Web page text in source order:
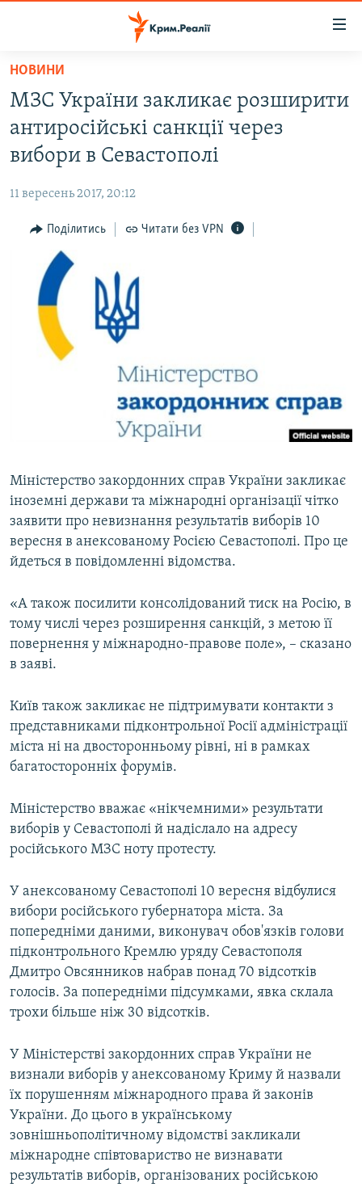
Перейти
основного
матеріалу
Перейти
до
основної
навігації
Перейти
пошуку
ВОДА.КРИМ
ВІДЕО ТА ФОТО
БЛОГИ
ПОГЛЯД
ІНТЕРВ'Ю
ВСЕ ЗА ДЕНЬ
СПЕЦПРОЕКТИ
ДЕПОРТАЦІЯ
ВІДЕОУРОКИ «ELIFBE»
СВІДЧЕННЯ ОКУПАЦІЇ
УКРАЇНСЬКА ПРОБЛЕМА КРИМУ
ЯК ОБІЙТИ БЛОКУВАННЯ
Усі сайти RFE/RL
НОВИНИ
МЗС України закликає розширити
антиросійські санкції через
вибори в Севастополі
11 вересень 2017, 20:12
Поділитись Читати без VPN
Міністерство закордонних справ України закликає
іноземні держави та міжнародні організації чітко
заявити про невизнання результатів виборів 10
вересня в анексованому Росією Севастополі. Про це
йдеться в повідомленні відомства.
«А також посилити консолідований тиск на Росію, в
тому числі через розширення санкцій, з метою її
повернення у міжнародно-правове поле», – сказано
в заяві.
Київ також закликає не підтримувати контакти з
представниками підконтрольної Росії адміністрації
міста ні на двосторонньому рівні, ні в рамках
багатосторонніх форумів.
Міністерство вважає «нікчемними» результати
виборів у Севастополі й надіслало на адресу
російського МЗС ноту протесту.
У анексованому Севастополі 10 вересня відбулися
вибори російського губернатора міста. За
попередніми даними, виконувач обов'язків голови
підконтрольного Кремлю уряду Севастополя
Дмитро Овсянников набрав понад 70 відсотків
голосів. За попередніми підсумками, явка склала
трохи більше ніж 30 відсотків.
У Міністерстві закордонних справ України не
визнали виборів у анексованому Криму й назвали
їх порушенням міжнародного права й законів
України. До цього в українському
зовнішньополітичному відомстві закликали
міжнародне співтовариство не визнавати
результатів виборів, організованих російською